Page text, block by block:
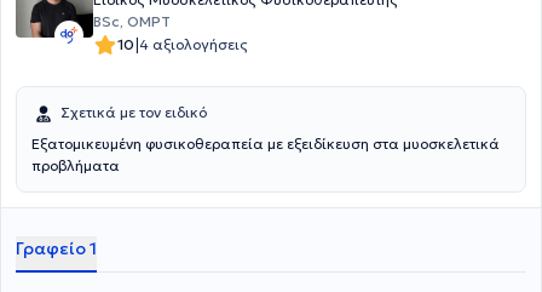
BSc, OMPT
10|4 αξιολογήσεις
Σχετικά με τον ειδικό
Εξατομικευμένη φυσικοθεραπεία με εξειδίκευση στα μυοσκελετικά
προβλήματα
Γραφείο 1